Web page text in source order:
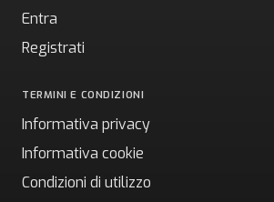
Entra
Registrati
TERMINI E CONDIZIONI
Informativa privacy
Informativa cookie
Condizioni di utilizzo